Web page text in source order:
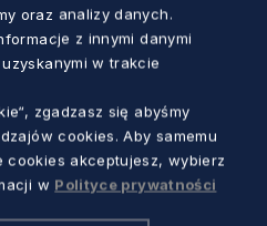
oraz analizy danych.
z innymi danymi
w trakcie
zgadzasz się abyśmy
cookies. Aby samemu
cookies akceptujesz, wybierz
w Polityce prywatności